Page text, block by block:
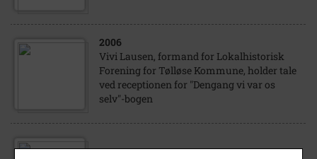
2006
Vivi Lausen, formand for Lokalhistorisk
Forening for Tølløse Kommune, holder tale
ved receptionen for "Dengang vi var os
selv"-bogen